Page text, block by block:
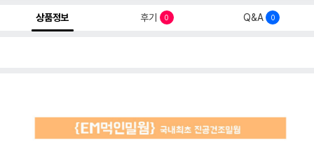
상품정보 후기 0 Q&A 0